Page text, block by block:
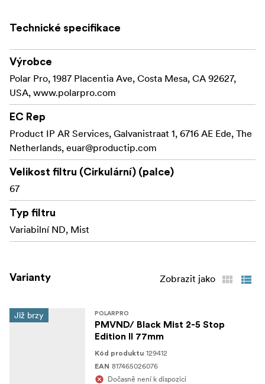
kontrastem.
Přidává jemnou záři do světlých
oblastí a zjemňuje rysy obličeje, čímž vytváří
filmovou, snovou atmosféru při zachování ostrosti.
Nulová křížová polarizace:Zamezuje
nežádoucímu "X-vzoru", který se vyskytuje u
některých variabilních ND filtrů, a zajišťuje
rovnoměrnou a konzistentní kontrolu světla v celém
záběru.
a odolného leteckého hliníku pro plynulé nastavení
a dlouhotrvající výkon v jakémkoli prostředí.
Skla řady CinemaSeries:Vícevrstvá optická skla
indikátory stop usnadňují přesné nastavení expozice
a úrovně difúze, které potřebujete.
můžete ovládat expozici i náladu v jediném filtru a
pokaždé dosáhnout profesionálních, filmových výsledků.
Technické specifikace
Výrobce
Polar Pro, 1987 Placentia Ave, Costa Mesa, CA 92627,
USA, www.polarpro.com
EC Rep
Product IP AR Services, Galvanistraat 1, 6716 AE Ede, The
Netherlands, euar@productip.com
Velikost filtru (Cirkulární) (palce)
67
Typ filtru
Variabilní ND, Mist
Varianty Zobrazit jako
Již brzy POLARPRO
PMVND/ Black Mist 2-5 Stop
Edition II 77mm
Kód produktu 129412
EAN 817465026076
Dočasně není k dispozici